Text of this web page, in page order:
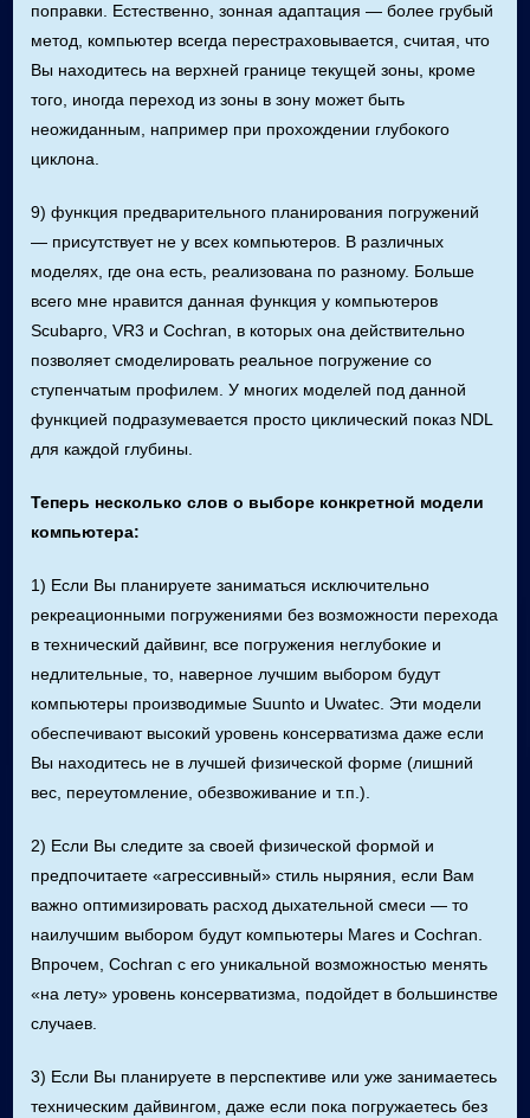
поправки. Естественно, зонная адаптация — более грубый
метод, компьютер всегда перестраховывается, считая, что
Вы находитесь на верхней границе текущей зоны, кроме
того, иногда переход из зоны в зону может быть
неожиданным, например при прохождении глубокого
циклона.
9) функция предварительного планирования погружений
— присутствует не у всех компьютеров. В различных
моделях, где она есть, реализована по разному. Больше
всего мне нравится данная функция у компьютеров
Scubapro, VR3 и Cochran, в которых она действительно
позволяет смоделировать реальное погружение со
ступенчатым профилем. У многих моделей под данной
функцией подразумевается просто циклический показ NDL
для каждой глубины.
Теперь несколько слов о выборе конкретной модели
компьютера:
1) Если Вы планируете заниматься исключительно
рекреационными погружениями без возможности перехода
в технический дайвинг, все погружения неглубокие и
недлительные, то, наверное лучшим выбором будут
компьютеры производимые Suunto и Uwatec. Эти модели
обеспечивают высокий уровень консерватизма даже если
Вы находитесь не в лучшей физической форме (лишний
вес, переутомление, обезвоживание и т.п.).
2) Если Вы следите за своей физической формой и
предпочитаете «агрессивный» стиль ныряния, если Вам
важно оптимизировать расход дыхательной смеси — то
наилучшим выбором будут компьютеры Mares и Cochran.
Впрочем, Cochran с его уникальной возможностью менять
«на лету» уровень консерватизма, подойдет в большинстве
случаев.
3) Если Вы планируете в перспективе или уже занимаетесь
техническим дайвингом, даже если пока погружаетесь без